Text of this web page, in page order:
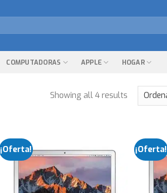
COMPUTADORAS APPLE HOGAR
Showing all 4 results
¡Oferta! ¡Oferta!